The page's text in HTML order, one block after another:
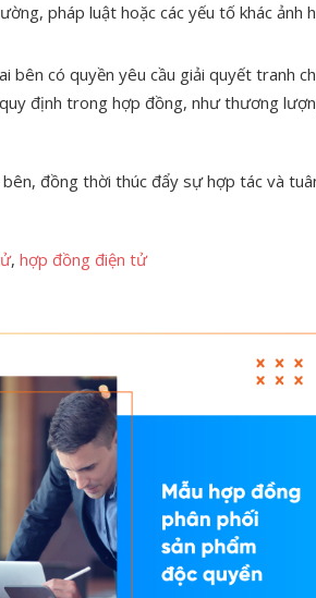
pháp luật hoặc các yếu tố khác ảnh
bên có quyền yêu cầu giải quyết tranh
định trong hợp đồng, như thương
bên, đồng thời thúc đẩy sự hợp tác và
, hợp đồng điện tử